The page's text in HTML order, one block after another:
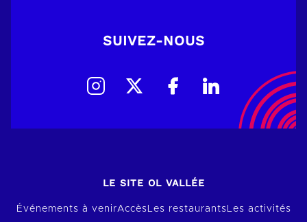
SUIVEZ-NOUS
LE SITE OL VALLÉE
Événements à venirAccèsLes restaurantsLes activités